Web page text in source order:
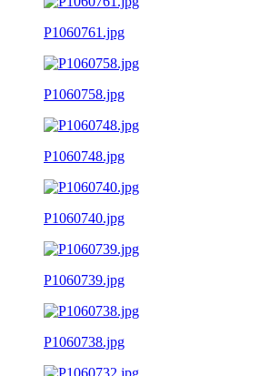
P1060761.jpg
P1060758.jpg
P1060748.jpg
P1060740.jpg
P1060739.jpg
P1060738.jpg